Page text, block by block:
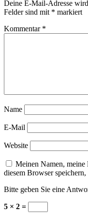
Deine E-Mail-Adresse
Felder sind mit * markiert
Kommentar *
Name
E-Mail
Website
Meinen Namen, meine
diesem Browser
Bitte geben Sie eine
5 × 2 =